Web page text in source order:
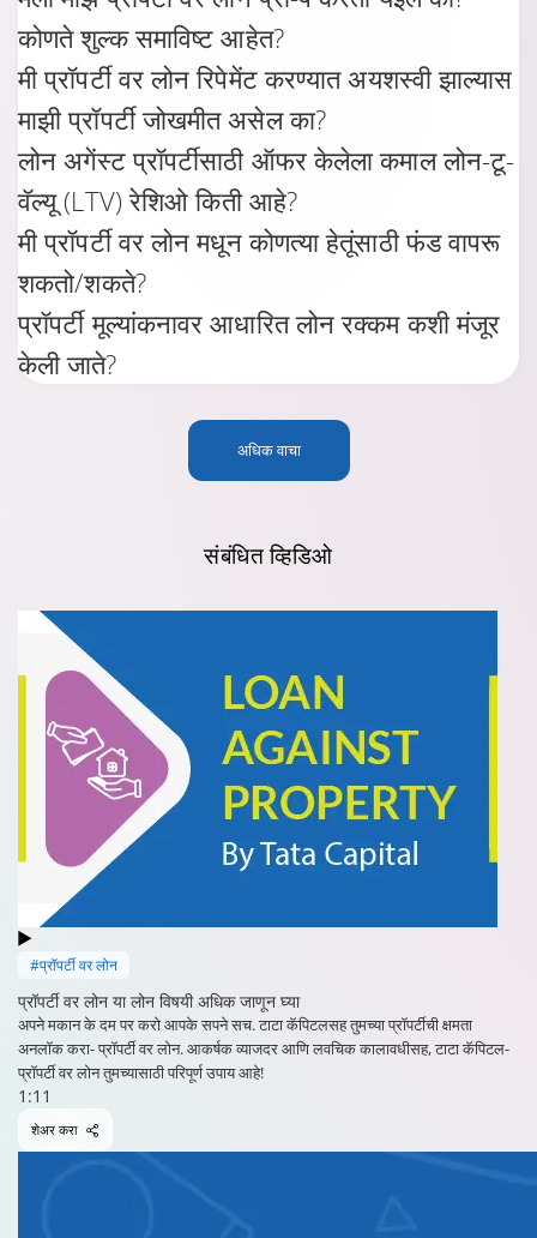
कोणते शुल्क समाविष्ट आहेत?
मी प्रॉपर्टी वर लोन रिपेमेंट करण्यात अयशस्वी झाल्यास
माझी प्रॉपर्टी जोखमीत असेल का?
लोन अगेंस्ट प्रॉपर्टीसाठी ऑफर केलेला कमाल लोन-टू-
वॅल्यू (LTV) रेशिओ किती आहे?
मी प्रॉपर्टी वर लोन मधून कोणत्या हेतूंसाठी फंड वापरू
शकतो/शकते?
प्रॉपर्टी मूल्यांकनावर आधारित लोन रक्कम कशी मंजूर
केली जाते?
अधिक वाचा
संबंधितव्हिडिओ
#प्रॉपर्टी वर लोन
प्रॉपर्टी वर लोन या लोन विषयी अधिक जाणून घ्या
अपने मकान के दम पर करो आपके सपने सच. टाटा कॅपिटलसह तुमच्या प्रॉपर्टीची क्षमता
अनलॉक करा- प्रॉपर्टी वर लोन. आकर्षक व्याजदर आणि लवचिक कालावधीसह, टाटा कॅपिटल-
प्रॉपर्टी वर लोन तुमच्यासाठी परिपूर्ण उपाय आहे!
1:11
शेअर करा